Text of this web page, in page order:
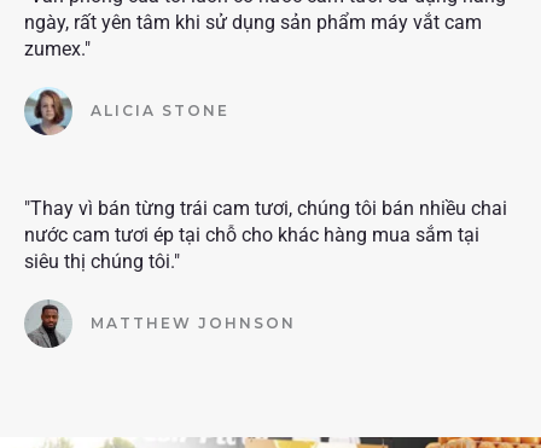
ngày, rất yên tâm khi sử dụng sản phẩm máy vắt cam
zumex."
ALICIA STONE
"Thay vì bán từng trái cam tươi, chúng tôi bán nhiều chai
nước cam tươi ép tại chỗ cho khác hàng mua sắm tại
siêu thị chúng tôi."
MATTHEW JOHNSON